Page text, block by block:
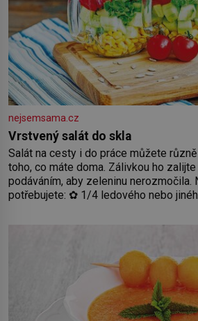
nejsemsama.cz
Vrstvený salát do skla
Salát na cesty i do práce můžete
toho, co máte doma. Zálivkou ho
podáváním, aby zeleninu nerozmočila.
potřebujete: ✿ 1/4 ledového nebo
2 rajčata Zálivka: ✿ 4 lžíce olivového